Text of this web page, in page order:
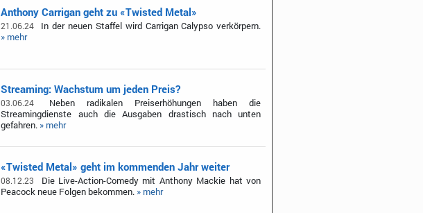
Anthony Carrigan geht zu «Twisted Metal»
21.06.24
In der neuen Staffel wird Carrigan Calypso verkörpern.
» mehr
Streaming: Wachstum um jeden Preis?
03.06.24
Neben radikalen Preiserhöhungen haben die
Streamingdienste auch die Ausgaben drastisch nach unten
gefahren. » mehr
«Twisted Metal» geht im kommenden Jahr weiter
08.12.23
Die Live-Action-Comedy mit Anthony Mackie hat von
Peacock neue Folgen bekommen. » mehr